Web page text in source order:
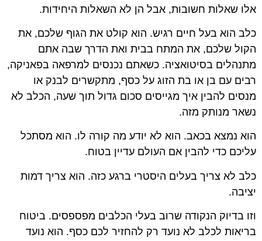
אלו שאלות חשובות, אבל הן לא השאלות היחידות.
כלב הוא בעל חיים רגיש. הוא קולט את הגוף שלכם, את
הקול שלכם, את המתח בבית ואת הדרך שבה אתם
מתנהלים בסיטואציה. כשאתם נכנסים למרפאה בפאניקה,
רבים עם בן או בת הזוג על כסף, מתקשרים לבנק או
מנסים להבין איך מגייסים סכום גדול תוך שעה, הכלב לא
נשאר מנותק מזה.
הוא נמצא בכאב. הוא לא יודע מה קורה לו. הוא מסתכל
עליכם כדי להבין אם העולם עדיין בטוח.
כלב לא צריך בעלים היסטרי ברגע כזה. הוא צריך דמות
יציבה.
וזו בדיוק הנקודה שרוב בעלי הכלבים מפספסים. ביטוח
בריאות לכלב לא נועד רק להחזיר לכם כסף. הוא נועד